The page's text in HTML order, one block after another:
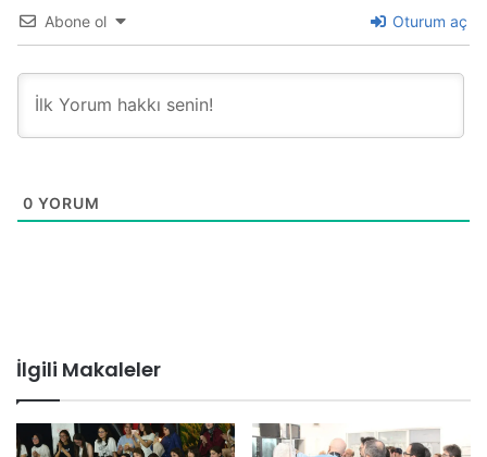
Abone ol Oturum aç
0 YORUM
İlgili Makaleler